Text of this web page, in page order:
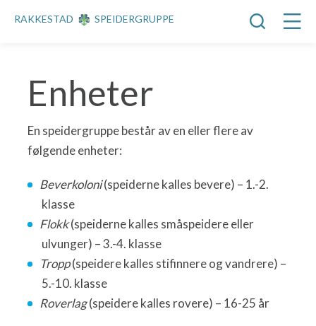
RAKKESTAD SPEIDERGRUPPE
Enheter
En speidergruppe består av en eller flere av
følgende enheter:
Beverkoloni(speiderne kalles bevere) – 1.-2.
klasse
Flokk(speiderne kalles småspeidere eller
ulvunger) – 3.-4. klasse
Tropp(speidere kalles stifinnere og vandrere) –
5.-10. klasse
Roverlag(speidere kalles rovere) – 16-25 år